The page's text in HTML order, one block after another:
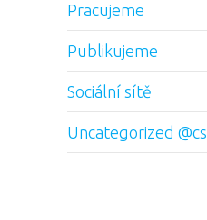
Pracujeme
Publikujeme
Sociální sítě
Uncategorized @cs